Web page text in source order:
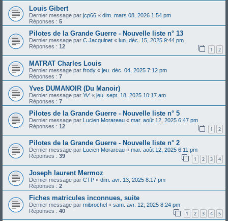
Louis Gibert
Dernier message par jcp66 « dim. mars 08, 2026 1:54 pm
Réponses : 5
Pilotes de la Grande Guerre - Nouvelle liste n° 13
Dernier message par C Jacquinet « lun. déc. 15, 2025 9:44 pm
Réponses : 12 1 2
MATRAT Charles Louis
Dernier message par frody « jeu. déc. 04, 2025 7:12 pm
Réponses : 7
Yves DUMANOIR (Du Manoir)
Dernier message par Yv' « jeu. sept. 18, 2025 10:17 am
Réponses : 7
Pilotes de la Grande Guerre - Nouvelle liste n° 5
Dernier message par Lucien Morareau « mar. août 12, 2025 6:47 pm
Réponses : 12 1 2
Pilotes de la Grande Guerre - Nouvelle liste n° 2
Dernier message par Lucien Morareau « mar. août 12, 2025 6:11 pm
Réponses : 39 1 2 3 4
Joseph laurent Mermoz
Dernier message par CTP « dim. avr. 13, 2025 8:17 pm
Réponses : 2
Fiches matricules inconnues, suite
Dernier message par mibrochel « sam. avr. 12, 2025 8:24 pm
Réponses : 40 1 2 3 4 5